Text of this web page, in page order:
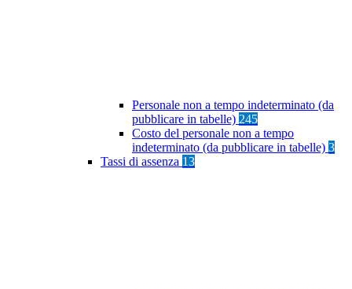
Personale non a tempo indeterminato (da
pubblicare in tabelle) 245
Costo del personale non a tempo
indeterminato (da pubblicare in tabelle) 3
Tassi di assenza 13